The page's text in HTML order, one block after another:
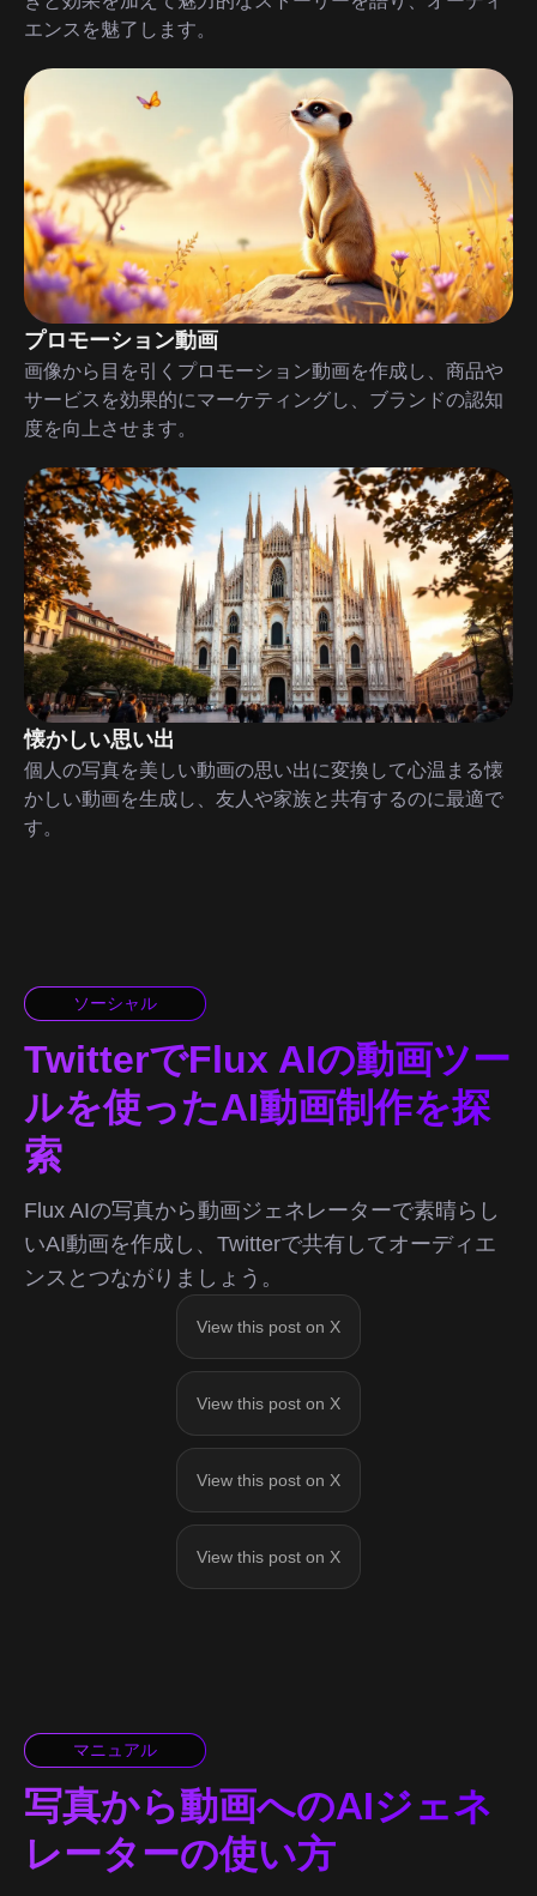
エンスを魅了します。
プロモーション動画
画像から目を引くプロモーション動画を作成し、商品や
サービスを効果的にマーケティングし、ブランドの認知
度を向上させます。
懐かしい思い出
個人の写真を美しい動画の思い出に変換して心温まる懐
かしい動画を生成し、友人や家族と共有するのに最適で
す。
ソーシャル
TwitterでFlux AIの動画ツー
ルを使ったAI動画制作を探
索
Flux AIの写真から動画ジェネレーターで素晴らし
いAI動画を作成し、Twitterで共有してオーディエ
ンスとつながりましょう。
View this post on X
View this post on X
View this post on X
View this post on X
マニュアル
写真から動画へのAIジェネ
レーターの使い方